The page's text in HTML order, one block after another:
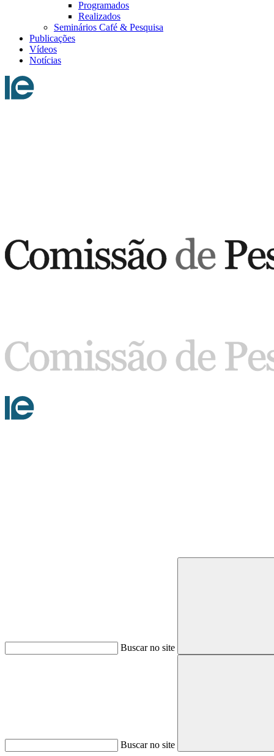
Programados
Realizados
Seminários Café & Pesquisa
Publicações
Vídeos
Notícias
Buscar no site
Buscar no site